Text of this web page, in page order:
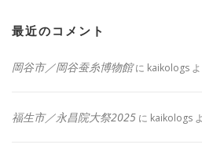
最近のコメント
岡谷市／岡谷蚕糸博物館に kaikologs
福生市／永昌院大祭2025 に kaikologs